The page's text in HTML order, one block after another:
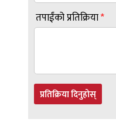
तपाईंको प्रतिक्रिया*
प्रतिक्रिया दिनुहोस्